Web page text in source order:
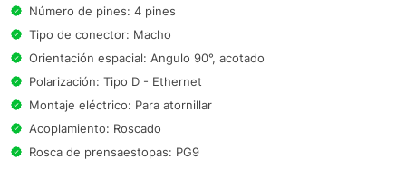
Número de pines: 4 pines
Tipo de conector: Macho
Orientación espacial: Angulo 90°, acotado
Polarización: Tipo D - Ethernet
Montaje eléctrico: Para atornillar
Acoplamiento: Roscado
Rosca de prensaestopas: PG9